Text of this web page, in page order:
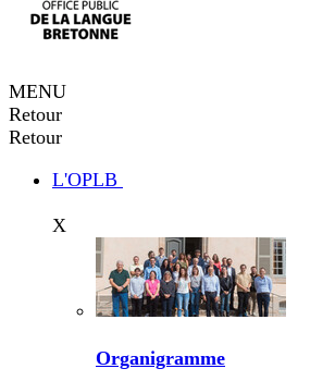
MENU
Retour
Retour
L'OPLB
X
Organigramme